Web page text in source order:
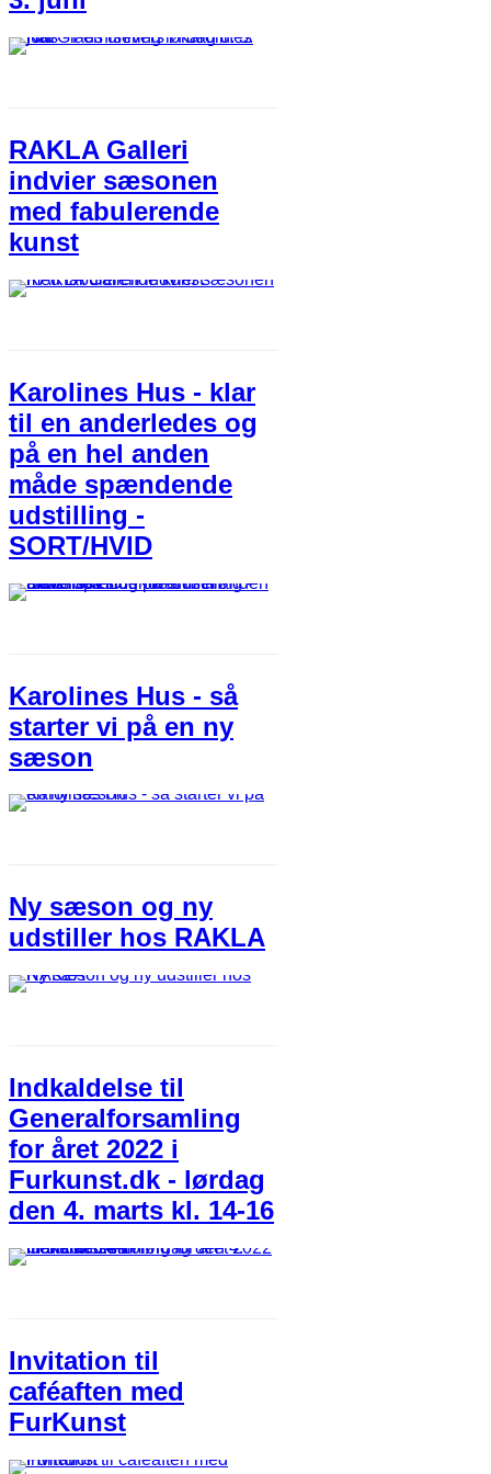
RAKLA Galleri
indvier sæsonen
med fabulerende
kunst
Karolines Hus - klar
til en anderledes og
på en hel anden
måde spændende
udstilling -
SORT/HVID
Karolines Hus - så
starter vi på en ny
sæson
Ny sæson og ny
udstiller hos RAKLA
Indkaldelse til
Generalforsamling
for året 2022 i
Furkunst.dk - lørdag
den 4. marts kl. 14-16
Invitation til
caféaften med
FurKunst